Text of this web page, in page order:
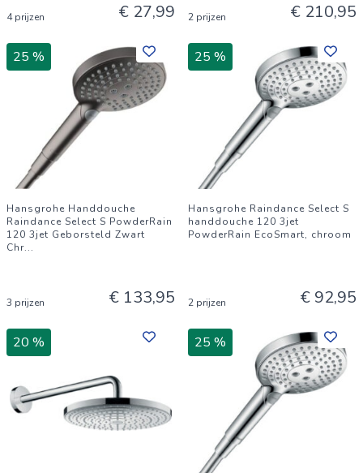
4 prijzen € 27,99 2 prijzen € 210,95
25 %
Hansgrohe Handdouche
Raindance Select S PowderRain
120 3jet Geborsteld Zwart
Chr...
3 prijzen € 133,95
25 %
Hansgrohe Raindance Select S
handdouche 120 3jet
PowderRain EcoSmart, chroom
2 prijzen € 92,95
20 % 25 %